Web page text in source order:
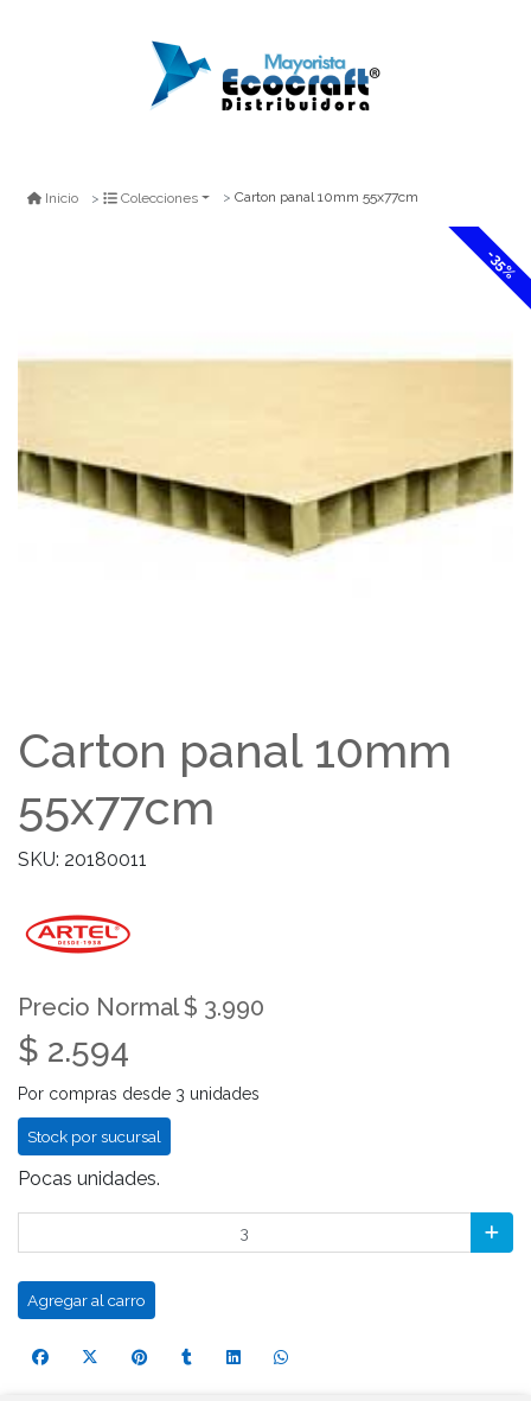
Inicio Colecciones Carton panal 10mm 55x77cm
-35%
Carton panal 10mm
55x77cm
SKU: 20180011
Precio Normal $ 3.990
$ 2.594
Por compras desde 3 unidades
Stock por sucursal
Pocas unidades.
Agregar al carro